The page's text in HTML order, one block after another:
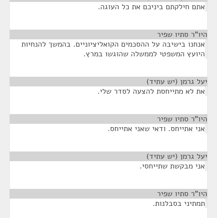
אתם חילקתם ביניכם את כל העוגה.
היו"ר סתיו שפיר
אנחנו בישיבה על ההסכמים הקואליציוניים. בהמשך להנחיות
היועץ המשפטי לממשלה שהוגשו במרץ.
יעל גרמן (יש עתיד)
את לא מתייחסת להצעה לסדר שלי.
היו"ר סתיו שפיר
אני אתייחס. ודאי שאני אתייחס.
יעל גרמן (יש עתיד)
אני מבקשת שתייחסי.
היו"ר סתיו שפיר
תמתיני בסבלנות.